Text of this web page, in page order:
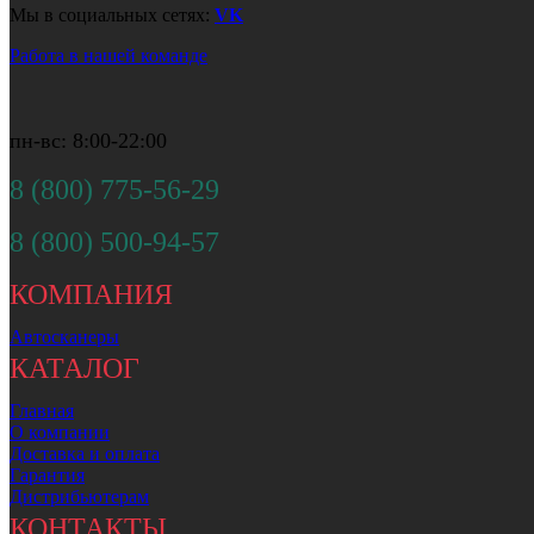
Мы в социальных сетях: VK
Работа в нашей команде
пн-вс: 8:00-22:00
8 (800) 775-56-29
8 (800) 500-94-57
КОМПАНИЯ
Автосканеры
КАТАЛОГ
Главная
О компании
Доставка и оплата
Гарантия
Дистрибьютерам
КОНТАКТЫ